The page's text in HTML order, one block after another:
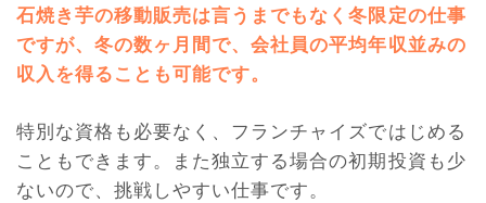
石焼き芋の移動販売は言うまでもなく冬限定の仕事
ですが、冬の数ヶ月間で、会社員の平均年収並みの
収入を得ることも可能です。
特別な資格も必要なく、フランチャイズではじめる
こともできます。また独立する場合の初期投資も少
ないので、挑戦しやすい仕事です。